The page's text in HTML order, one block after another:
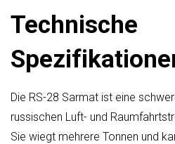
Technische
Die RS-28 Sarmat ist eine
russischen Luft- und
Sie wiegt mehrere Tonnen und